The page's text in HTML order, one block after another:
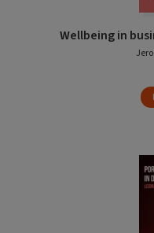
Wellbeing in